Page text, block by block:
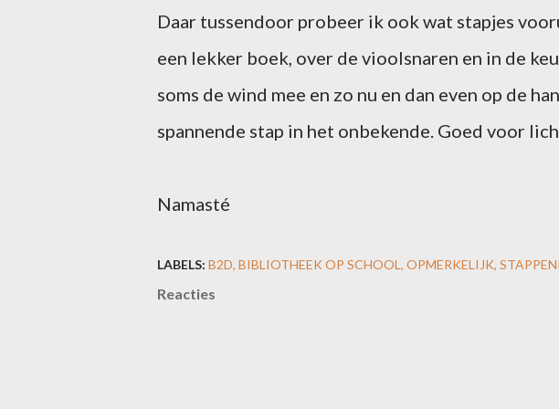
Daar tussendoor probeer ik ook wat stapjes
een lekker boek, over de vioolsnaren en in de
soms de wind mee en zo nu en dan even op de
spannende stap in het onbekende. Goed voor
Namasté
LABELS: B2D BIBLIOTHEEK OP SCHOOL OPMERKELIJK
Reacties